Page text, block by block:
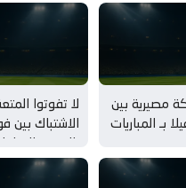
مصيرية بين
بـ المباريات
لا تفوتوا
الاشتباك بين
بالاس بـ